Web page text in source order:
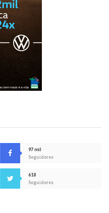
97 mil
Seguidores
618
Seguidores